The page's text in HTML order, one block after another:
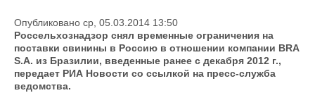
Опубликовано ср, 05.03.2014 13:50
Россельхознадзор снял временные ограничения на
поставки свинины в Россию в отношении компании BRA
S.A. из Бразилии, введенные ранее с декабря 2012 г.,
передает РИА Новости со ссылкой на пресс-служба
ведомства.